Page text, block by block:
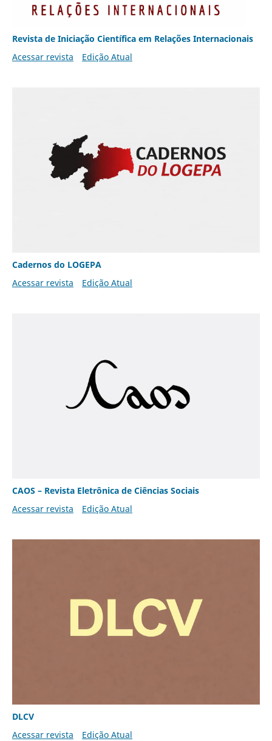
Revista de Iniciação Científica em Relações Internacionais
Acessar revista
Edição Atual
Cadernos do LOGEPA
Acessar revista
Edição Atual
CAOS – Revista Eletrônica de Ciências Sociais
Acessar revista
Edição Atual
DLCV
Acessar revista
Edição Atual